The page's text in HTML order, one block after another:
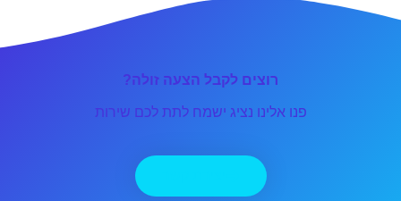
רוצים לקבל הצעה זולה?
פנו אלינו נציג ישמח לתת לכם שירות